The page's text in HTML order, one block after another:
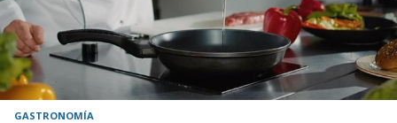
GASTRONOMÍA